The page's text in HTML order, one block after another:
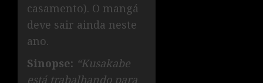
casamento). O mangá
deve sair ainda neste
ano.
Sinopse: “Kusakabe
está trabalhando para